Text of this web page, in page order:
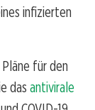
infizierten
für den
das antivirale